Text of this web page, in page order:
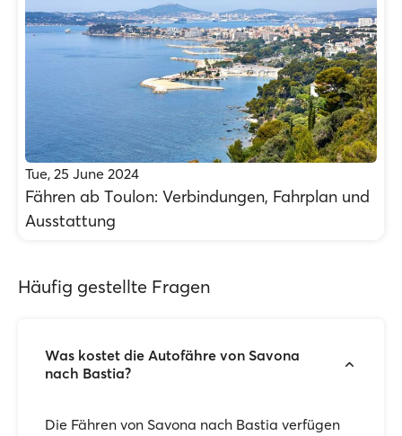
Tue, 25 June 2024
Fähren ab Τoulon: Verbindungen, Fahrplan und
Ausstattung
Häufig gestellte Fragen
Was kostet die Autofähre von Savona
nach Bastia?
Die Fähren von Savona nach Bastia verfügen